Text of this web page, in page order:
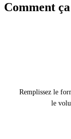
Comment
Remplissez le
le